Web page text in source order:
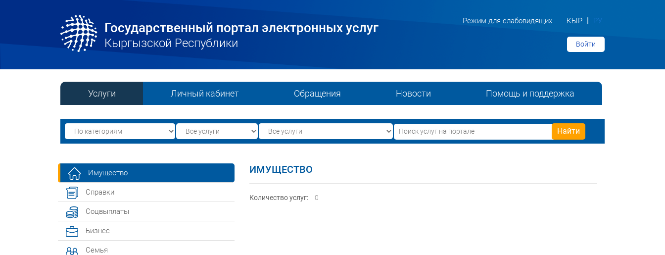
Государственный портал электронных услуг
Кыргызской Республики
Режим для слабовидящих КЫР | РУ
Войти
Услуги Личный кабинет Обращения Новости Помощь и поддержка
Имущество
Справки
Соцвыплаты
Бизнес
Семья
ИМУЩЕСТВО
Количество услуг: 0